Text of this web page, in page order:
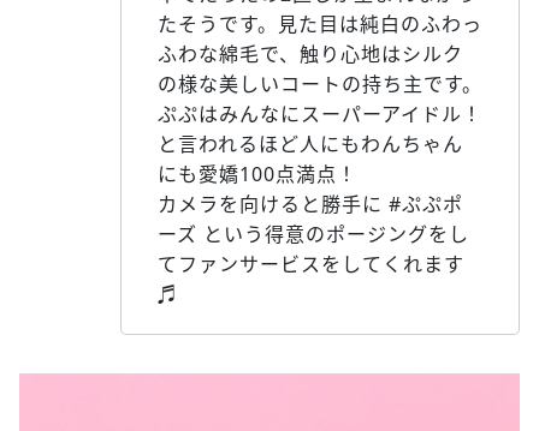
たそうです。見た目は純白のふわっ
ふわな綿毛で、触り心地はシルク
の様な美しいコートの持ち主です。
ぷぷはみんなにスーパーアイドル！
と言われるほど人にもわんちゃん
にも愛嬌100点満点！
カメラを向けると勝手に #ぷぷポ
ーズ という得意のポージングをし
てファンサービスをしてくれます
♬